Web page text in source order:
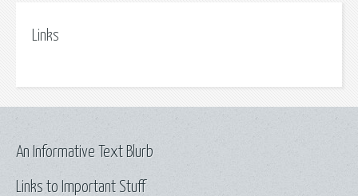
Links
Links to Important Stuff
An Informative Text Blurb